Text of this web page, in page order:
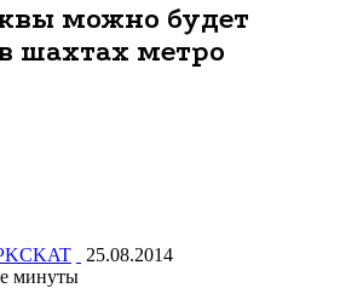
можно будет
шахтах метро
25.08.2014
минуты